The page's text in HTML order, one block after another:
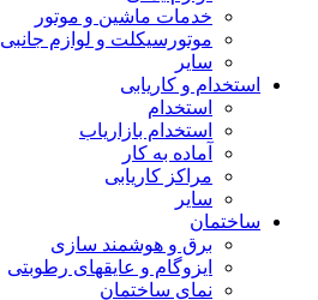
خدمات ماشین و موتور
موتورسیکلت و لوازم جانبی
سایر
استخدام و کاریابی
استخدام
استخدام بازاریاب
آماده به کار
مراکز کاریابی
سایر
ساختمان
برق و هوشمند سازی
ایزوگام و عایقهای رطوبتی
نمای ساختمان